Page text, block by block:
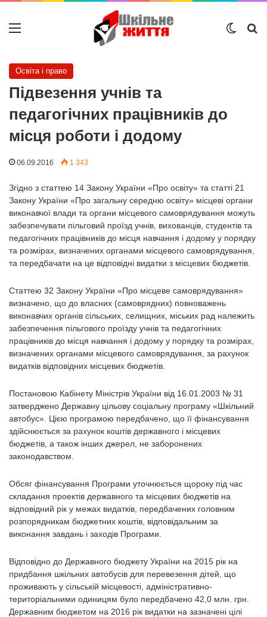
Меню
Освіта і право
Підвезення учнів та
педагогічних працівників до
місця роботи і додому
06.09.2016 1 343
Згідно з статтею 14 Закону України «Про освіту» та статті 21
Закону України «Про загальну середню освіту» місцеві органи
виконавчої влади та органи місцевого самоврядування можуть
забезпечувати пільговий проїзд учнів, вихованців, студентів та
педагогічних працівників до місця навчання і додому у порядку
та розмірах, визначених органами місцевого самоврядування,
та передбачати на це відповідні видатки з місцевих бюджетів.
Статтею 32 Закону України «Про місцеве самоврядування»
визначено, що до власних (самоврядних) повноважень
виконавчих органів сільських, селищних, міських рад належить
забезпечення пільгового проїзду учнів та педагогічних
працівників до місця навчання і додому у порядку та розмірах,
визначених органами місцевого самоврядування, за рахунок
видатків відповідних місцевих бюджетів.
Постановою Кабінету Міністрів України від 16.01.2003 № 31
затверджено Державну цільову соціальну програму «Шкільний
автобус». Цією програмою передбачено, що її фінансування
здійснюється за рахунок коштів державного і місцевих
бюджетів, а також інших джерел, не заборонених
законодавством.
Обсяг фінансування Програми уточнюється щороку під час
складання проектів державного та місцевих бюджетів на
відповідний рік у межах видатків, передбачених головним
розпорядникам бюджетних коштів, відповідальним за
виконання завдань і заходів Програми.
Відповідно до Державного бюджету України на 2015 рік на
придбання шкільних автобусів для перевезення дітей, що
проживають у сільській місцевості, адміністративно-
територіальними одиницям було передбачено 42,0 млн. грн.
Державним бюджетом на 2016 рік видатки на зазначені цілі